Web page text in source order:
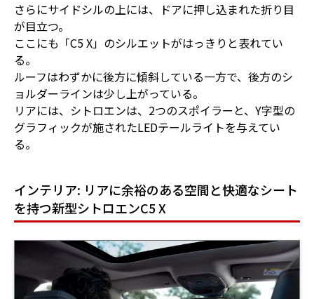
さらにサイドシルの上には、ドアに押し込まれた折り目
が目立つ。
ここにも「C5 X」のシルエットがはっきりと表れてい
る。
ルーフはわずかに後方に傾斜している一方で、後方のシ
ョルダーラインは少し上がっている。
リアには、シトロエンは、2つのスポイラーと、Y字型の
グラフィックが施されたLEDテールライトを与えてい
る。
インテリア: リアに余裕のある空間と快適なシート
を持つ新型シトロエンC5 X